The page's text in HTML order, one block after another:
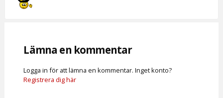
Lämna en kommentar
Logga in för att lämna en kommentar. Inget konto?
Registrera dig här